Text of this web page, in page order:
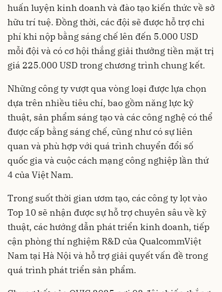
huấn luyện kinh doanh và đào tạo kiến thức về sở
hữu trí tuệ. Đồng thời, các đội sẽ được hỗ trợ chi
phí khi nộp bằng sáng chế lên đến 5.000 USD
mỗi đội và có cơ hội thắng giải thưởng tiền mặt trị
giá 225.000 USD trong chương trình chung kết.
Những công ty vượt qua vòng loại được lựa chọn
dựa trên nhiều tiêu chí, bao gồm năng lực kỹ
thuật, sản phẩm sáng tạo và các công nghệ có thể
được cấp bằng sáng chế, cũng như có sự liên
quan và phù hợp với quá trình chuyển đổi số
quốc gia và cuộc cách mạng công nghiệp lần thứ
4 của Việt Nam.
Trong suốt thời gian ươm tạo, các công ty lọt vào
Top 10 sẽ nhận được sự hỗ trợ chuyên sâu về kỹ
thuật, các hướng dẫn phát triển kinh doanh, tiếp
cận phòng thí nghiệm R&D của QualcommViệt
Nam tại Hà Nội và hỗ trợ giải quyết vấn đề trong
quá trình phát triển sản phẩm.